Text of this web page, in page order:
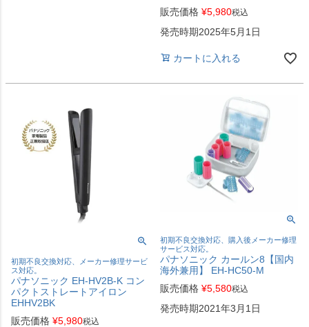
販売価格 ¥5,980税込
発売時期2025年5月1日
カートに入れる
初期不良交換対応、メーカー修理サービ
ス対応。
パナソニック EH-HV2B-K コン
パクトストレートアイロン
EHHV2BK
販売価格 ¥5,980税込
初期不良交換対応、購入後メーカー修理
サービス対応。
パナソニック カールン8【国内
海外兼用】 EH-HC50-M
販売価格 ¥5,580税込
発売時期2021年3月1日